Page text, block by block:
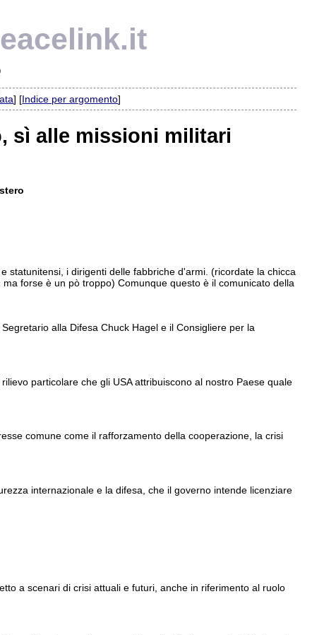
] [Indice per argomento]
sì alle missioni militari
statunitensi, i dirigenti delle fabbriche d'armi. (ricordate la chicca
forse è un pò troppo) Comunque questo è il comunicato della
alla Difesa Chuck Hagel e il Consigliere per la
particolare che gli USA attribuiscono al nostro Paese quale
comune come il rafforzamento della cooperazione, la crisi
internazionale e la difesa, che il governo intende licenziare
a scenari di crisi attuali e futuri, anche in riferimento al ruolo